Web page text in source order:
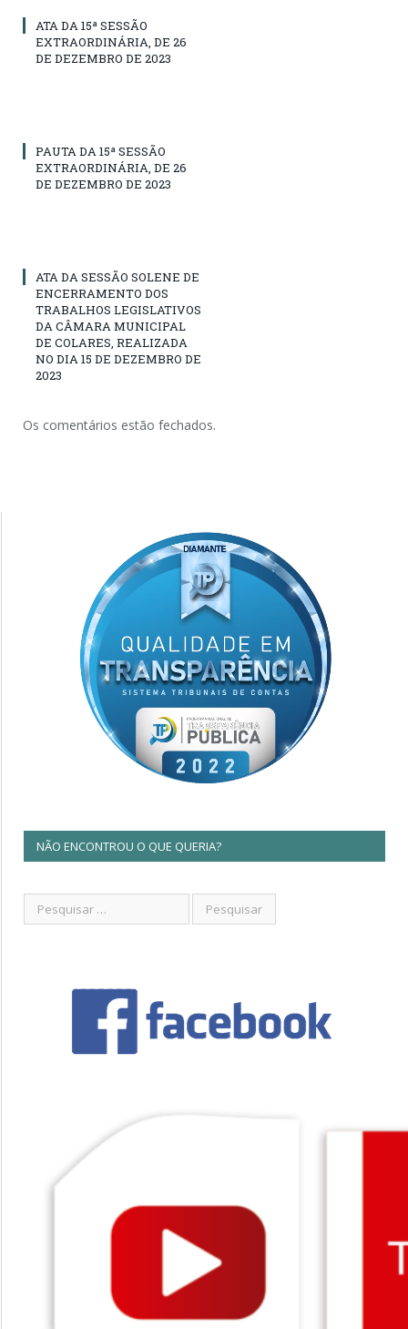
ATA DA 15ª SESSÃO
EXTRAORDINÁRIA, DE 26
DE DEZEMBRO DE 2023
PAUTA DA 15ª SESSÃO
EXTRAORDINÁRIA, DE 26
DE DEZEMBRO DE 2023
ATA DA SESSÃO SOLENE DE
ENCERRAMENTO DOS
TRABALHOS LEGISLATIVOS
DA CÂMARA MUNICIPAL
DE COLARES, REALIZADA
NO DIA 15 DE DEZEMBRO DE
2023
Os comentários estão fechados.
NÃO ENCONTROU O QUE QUERIA?